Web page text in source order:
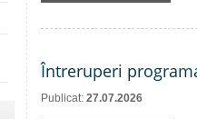
Întreruperi
Publicat: 27.07.2026